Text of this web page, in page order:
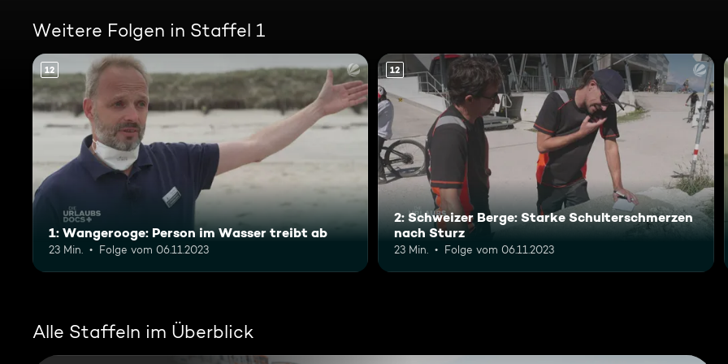
Weitere Folgen in Staffel 1
12
1: Wangerooge: Person im Wasser treibt ab
23 Min. Folge vom 06.11.2023
12
2: Schweizer Berge: Starke Schulterschmerzen
nach Sturz
23 Min. Folge vom 06.11.2023
Alle Staffeln im Überblick